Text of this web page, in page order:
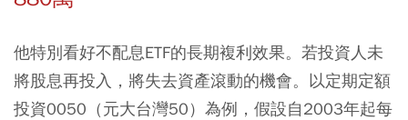
他特別看好不配息ETF的長期複利效果。若投資人未
將股息再投入，將失去資產滾動的機會。以定期定額
投資0050（元大台灣50）為例，假設自2003年起每